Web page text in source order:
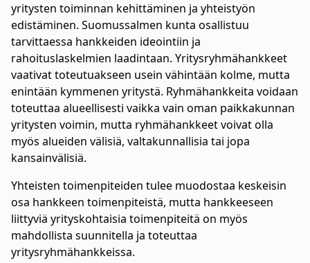
yritysten toiminnan kehittäminen ja yhteistyön
edistäminen. Suomussalmen kunta osallistuu
tarvittaessa hankkeiden ideointiin ja
rahoituslaskelmien laadintaan. Yritysryhmähankkeet
vaativat toteutuakseen usein vähintään kolme, mutta
enintään kymmenen yritystä. Ryhmähankkeita voidaan
toteuttaa alueellisesti vaikka vain oman paikkakunnan
yritysten voimin, mutta ryhmähankkeet voivat olla
myös alueiden välisiä, valtakunnallisia tai jopa
kansainvälisiä.
Yhteisten toimenpiteiden tulee muodostaa keskeisin
osa hankkeen toimenpiteistä, mutta hankkeeseen
liittyviä yrityskohtaisia toimenpiteitä on myös
mahdollista suunnitella ja toteuttaa
yritysryhmähankkeissa.